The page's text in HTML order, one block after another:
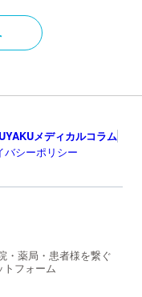
メディカルコラム
バシーポリシー
・薬局・患者様を繋ぐ
トフォーム